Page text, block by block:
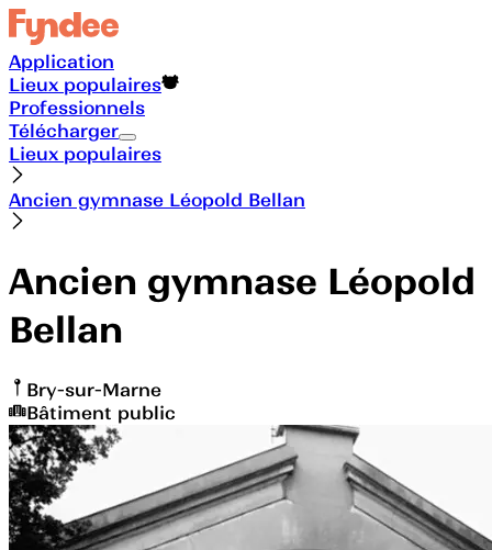
Application
Lieux populaires
Professionnels
Télécharger
Lieux populaires
Ancien gymnase Léopold Bellan
Ancien gymnase Léopold
Bellan
Bry-sur-Marne
Bâtiment public